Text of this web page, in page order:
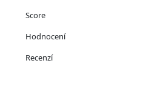
Score
Hodnocení
Recenzí